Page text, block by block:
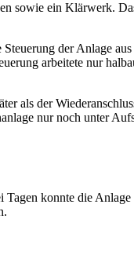
sowie ein Klärwerk.
der Anlage
arbeitete nur
als der
nur noch unter
konnte die Anlage